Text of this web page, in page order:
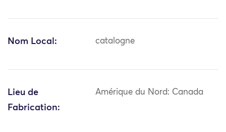
Nom Local: catalogne
Lieu de
Fabrication:
Amérique du Nord: Canada